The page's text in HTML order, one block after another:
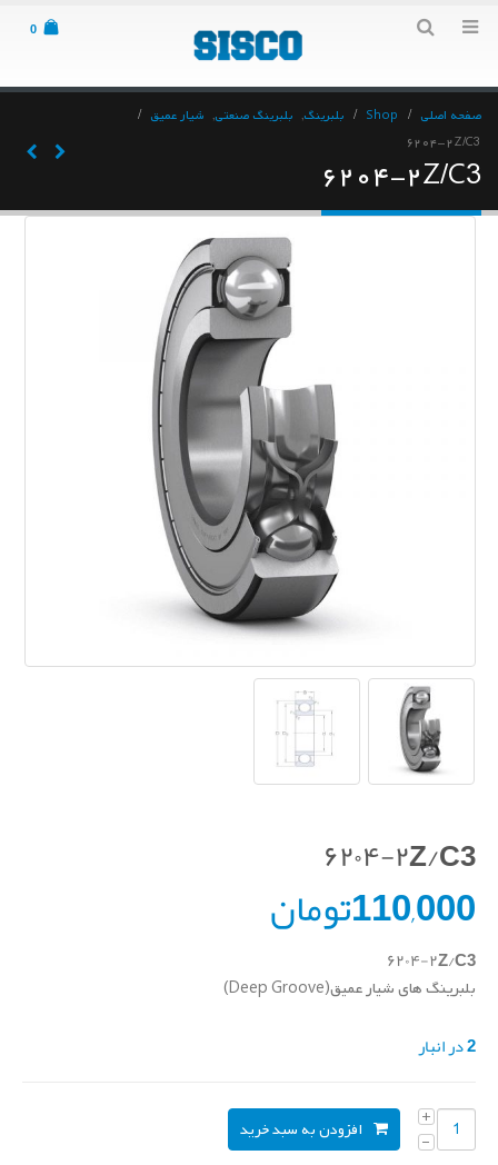
0
صفحه اصلی Shop بلبرینگ, بلبرینگ صنعتی, شیار عمیق
۶۲۰۴-۲Z/C3
۶۲۰۴-۲Z/C3
۶۲۰۴-۲Z/C3
110,000تومان
۶۲۰۴-۲Z/C3
بلبرینگ های شیار عمیق(Deep Groove)
2 در انبار
افزودن به سبد خرید